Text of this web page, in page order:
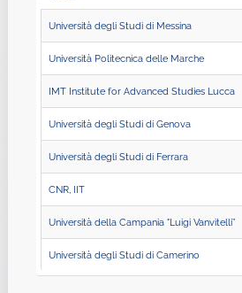
Università degli Studi di Messina
Università Politecnica delle Marche
IMT Institute for Advanced Studies Lucca
Università degli Studi di Genova
Università degli Studi di Ferrara
CNR, IIT
Università della Campania "Luigi Vanvitelli”
Università degli Studi di Camerino